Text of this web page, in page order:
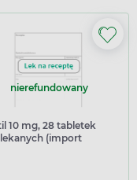
nierefundowany
10 mg, 28 tabletek
(import